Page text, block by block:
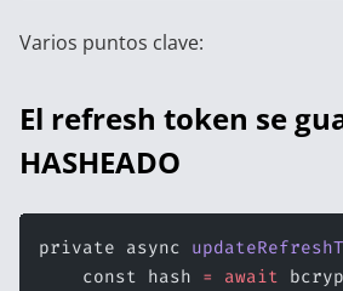
Varios puntos clave:
El refresh token se
HASHEADO
private async
    const hash
= await